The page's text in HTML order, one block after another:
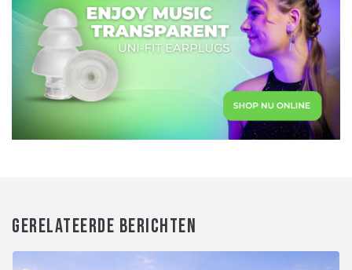
GERELATEERDE BERICHTEN